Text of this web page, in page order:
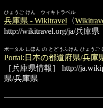
ひょうご けん ウィキトラベル
兵庫県 - Wikitravel 〈
http://wikitravel.org/ja/兵庫県
ポータル にほん の とどうふけん ひょう
Portal:日本の都道府県/兵庫
［兵庫県情報］
http://
県/兵庫県